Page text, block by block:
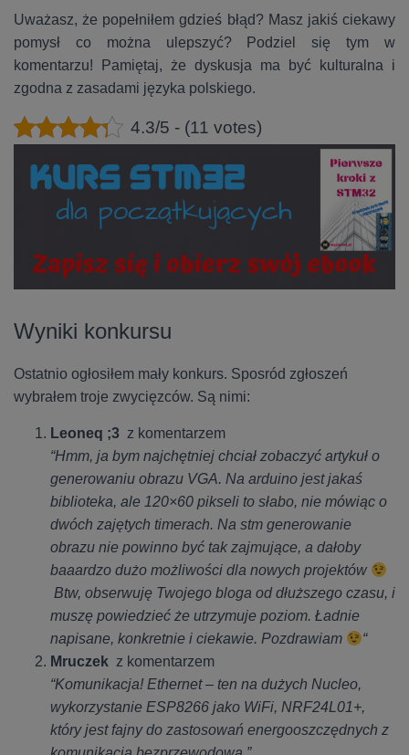
Uważasz, że popełniłem gdzieś błąd? Masz jakiś ciekawy
pomysł co można ulepszyć? Podziel się tym w
komentarzu! Pamiętaj, że dyskusja ma być kulturalna i
zgodna z zasadami języka polskiego.
4.3/5 - (11 votes)
Wyniki konkursu
Ostatnio ogłosiłem mały konkurs. Sposród zgłoszeń
wybrałem troje zwycięzców. Są nimi:
Leoneq ;3 z komentarzem
“Hmm, ja bym najchętniej chciał zobaczyć artykuł o
generowaniu obrazu VGA. Na arduino jest jakaś
biblioteka, ale 120×60 pikseli to słabo, nie mówiąc o
dwóch zajętych timerach. Na stm generowanie
obrazu nie powinno być tak zajmujące, a dałoby
baaardzo dużo możliwości dla nowych projektów
Btw, obserwuję Twojego bloga od dłuższego czasu, i
muszę powiedzieć że utrzymuje poziom. Ładnie
napisane, konkretnie i ciekawie. Pozdrawiam
“
Mruczek z komentarzem
“Komunikacja! Ethernet – ten na dużych Nucleo,
wykorzystanie ESP8266 jako WiFi, NRF24L01+,
który jest fajny do zastosowań energooszczędnych z